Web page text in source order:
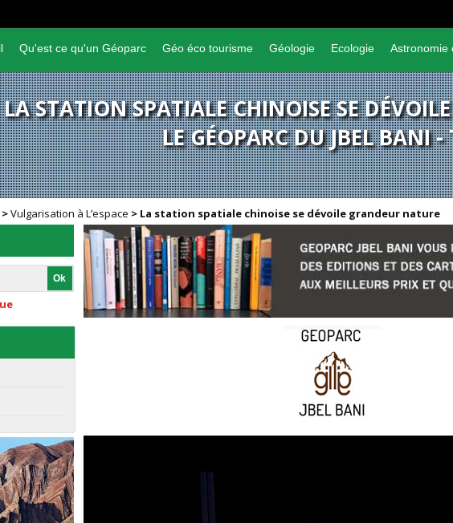
Qu'est ce qu'un Géoparc Géo éco tourisme Géologie Ecologie Astronomie
LA STATION SPATIALE CHINOISE SE
LE GÉOPARC DU JBEL BANI -
>Vulgarisation à L’espace > La station spatiale chinoise se dévoile grandeur nature